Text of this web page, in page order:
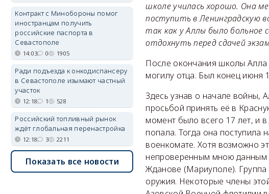
школе училась хорошо. Она
поступить в Ленинградскую
так как у Аллы было больное
отдохнуть перед сдачей
После окончания школы Алла
могилу отца. Был конец июня
Здесь узнав о начале войны,
просьбой принять её в
момент было всего 17 лет, и
попала. Тогда она поступила
военкомате. Хотя возможно
непроверенным мною данным
Жданове (Мариуполе). Группа
оружия. Некоторые члены
Контракт с Минобороны помог
иностранцам получить
российские паспорта в
Севастополе
14:03 0 1905
Ради подъезда к онкодиспансеру
в Севастополе изымают частный
участок
12:18 1 528
Российский топливный рынок
ждёт глобальная перенастройка
12:18 3 2211
Показать все новости